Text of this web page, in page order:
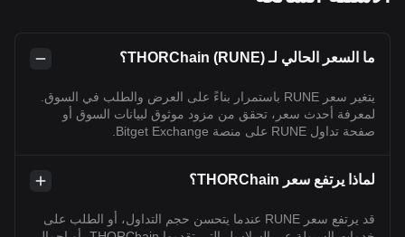
ما السعر الحالي لـ THORChain (RUNE)؟
يتغير سعر RUNE باستمرار بناءً على العرض والطلب في السوق.
لمعرفة أحدث سعر، تحقق من مزود موثوق لبيانات السوق أو
صفحة تداول RUNE على منصة Bitget Exchange.
لماذا يرتفع سعر THORChain؟
قد يرتفع سعر RUNE عندما يتحسن حجم التداول، أو الطلب على